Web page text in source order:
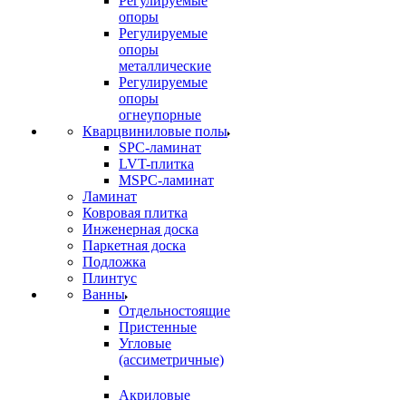
опоры
Регулируемые
опоры
металлические
Регулируемые
опоры
огнеупорные
Кварцвиниловые полы
SPC-ламинат
LVT-плитка
MSPC-ламинат
Ламинат
Ковровая плитка
Инженерная доска
Паркетная доска
Подложка
Плинтус
Ванны
Отдельностоящие
Пристенные
Угловые
(ассиметричные)
Акриловые